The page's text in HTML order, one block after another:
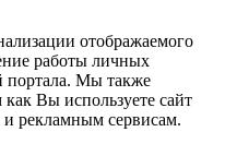
отображаемого
работы личных
портала. Мы также
Вы используете сайт
рекламным сервисам.